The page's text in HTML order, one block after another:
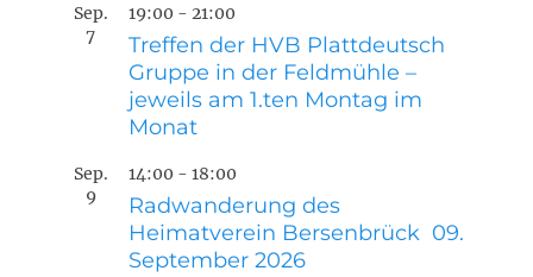
Sep.
7
19:00 - 21:00
Treffen der HVB Plattdeutsch
Gruppe in der Feldmühle –
jeweils am 1.ten Montag im
Monat
Sep.
9
14:00 - 18:00
Radwanderung des
Heimatverein Bersenbrück 09.
September 2026